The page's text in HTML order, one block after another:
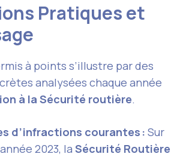
Pratiques et
à points s’illustre par des
analysées chaque année
à la Sécurité routière.
d’infractions courantes : Sur
2023, la Sécurité Routière